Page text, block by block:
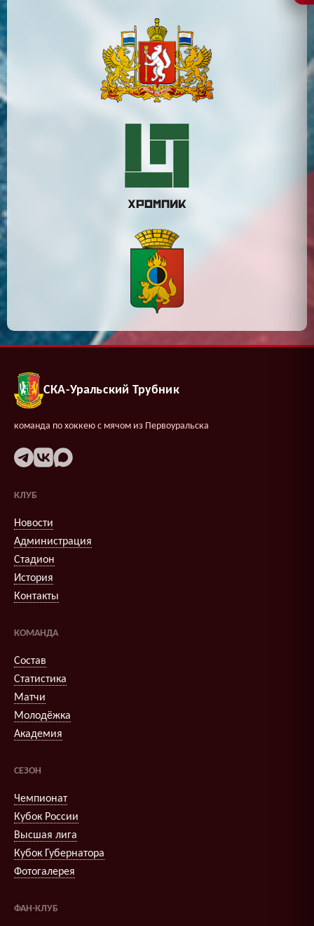
СКА-Уральский Трубник
команда по хоккею с мячом из Первоуральска
КЛУБ
Новости
Администрация
Стадион
История
Контакты
КОМАНДА
Состав
Статистика
Матчи
Молодёжка
Академия
СЕЗОН
Чемпионат
Кубок России
Высшая лига
Кубок Губернатора
Фотогалерея
ФАН-КЛУБ